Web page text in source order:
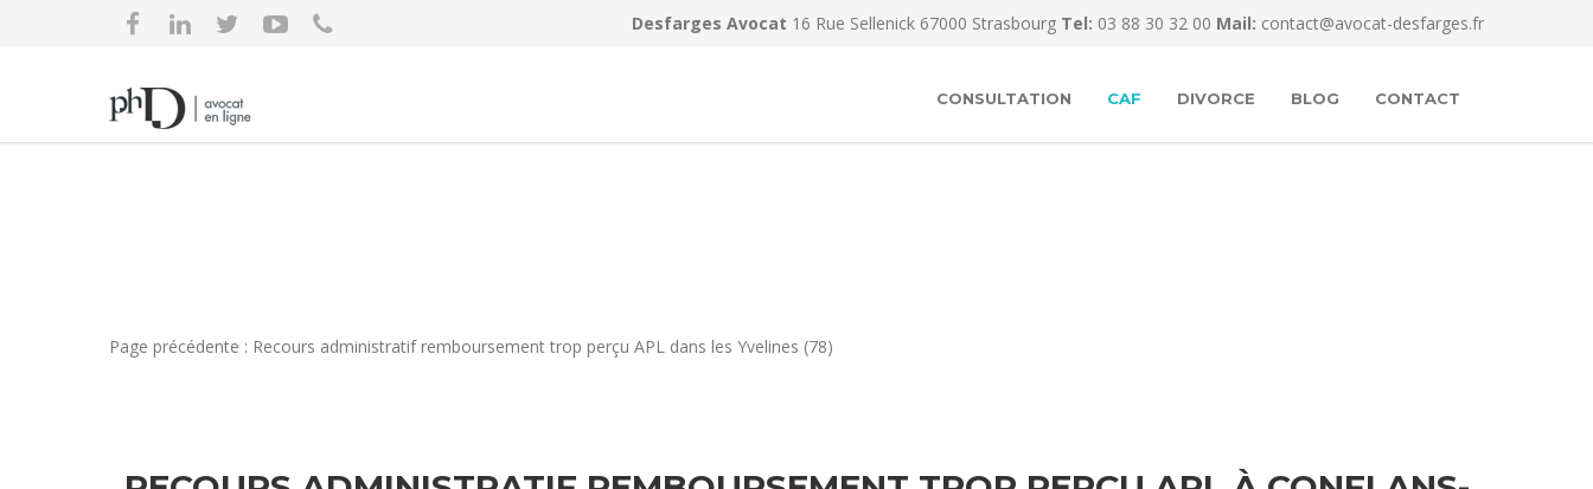
Desfarges Avocat 16 Rue Sellenick 67000 Strasbourg Tel: 03 88 30 32 00 Mail: contact@avocat-desfarges.fr
CONSULTATION CAF DIVORCE BLOG CONTACT
Page précédente : Recours administratif remboursement trop perçu APL dans les Yvelines (78)